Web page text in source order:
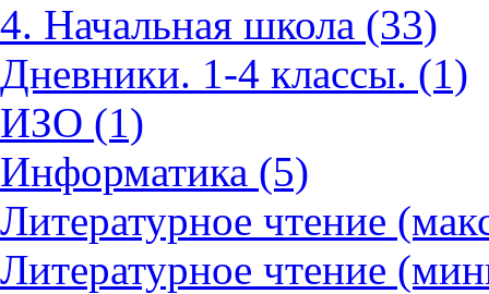
4. Начальная школа (33)
Дневники. 1-4 классы. (1)
ИЗО (1)
Информатика (5)
Литературное чтение
Литературное чтение